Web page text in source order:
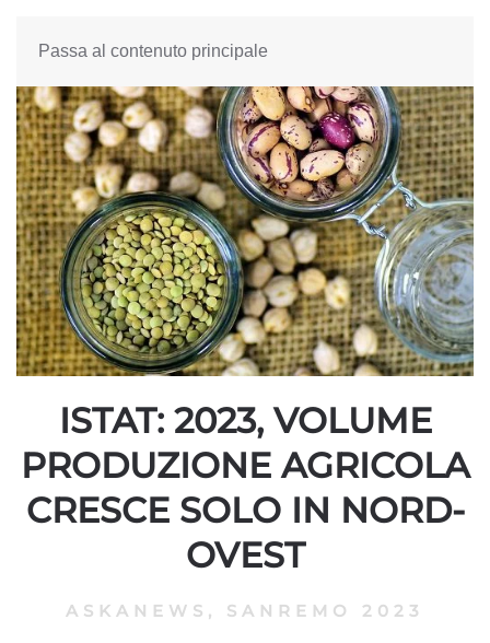
Passa al contenuto principale
ISTAT: 2023, VOLUME
PRODUZIONE AGRICOLA
CRESCE SOLO IN NORD-
OVEST
ASKANEWS , SANREMO 2023